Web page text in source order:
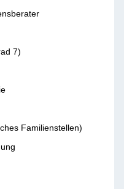
7)
Familienstellen)